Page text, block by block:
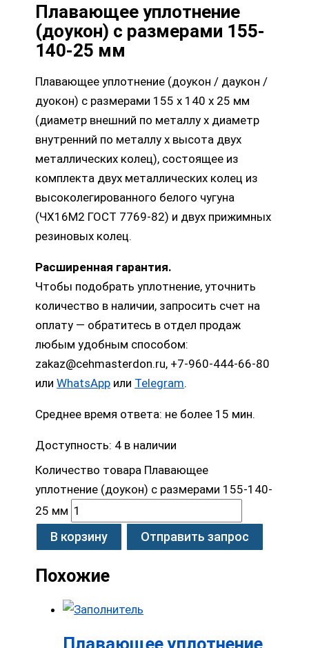
Плавающее уплотнение
(доукон) с размерами 155-
140-25 мм
Плавающее уплотнение (доукон / даукон /
дуокон) с размерами 155 х 140 х 25 мм
(диаметр внешний по металлу х диаметр
внутренний по металлу х высота двух
металлических колец), состоящее из
комплекта двух металлических колец из
высоколегированного белого чугуна
(ЧХ16М2 ГОСТ 7769-82) и двух прижимных
резиновых колец.
Расширенная гарантия.
Чтобы подобрать уплотнение, уточнить
количество в наличии, запросить счет на
оплату — обратитесь в отдел продаж
любым удобным способом:
zakaz@cehmasterdon.ru, +7-960-444-66-80
илиWhatsApp или Telegram.
Среднее время ответа: не более 15 мин.
Доступность: 4 в наличии
Количество товара Плавающее
уплотнение (доукон) с размерами 155-140-
25 мм
В корзину Отправить запрос
Похожие
Плавающее уплотнение